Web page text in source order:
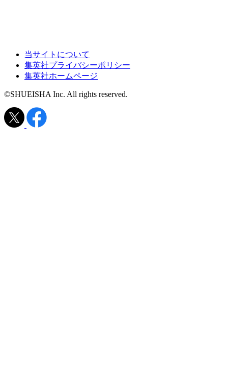
当サイトについて
集英社プライバシーポリシー
集英社ホームページ
©SHUEISHA Inc. All rights reserved.